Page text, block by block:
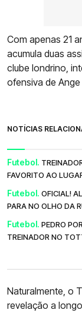
Com apenas 21
acumula duas
clube londrino,
ofensiva de
NOTÍCIAS
Futebol.
FAVORITO AO
Futebol. OFICIAL!
PARA NO OLHO DA
Futebol. PEDRO
TREINADOR NO
Naturalmente, o
revelação a